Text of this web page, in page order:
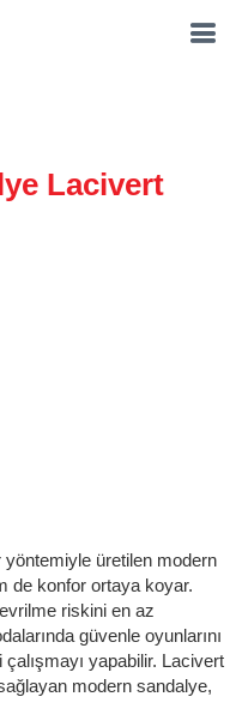
Lacivert
üretilen modern
de konfor ortaya koyar.
riskini en az
güvenle oyunlarını
yapabilir. Lacivert
modern sandalye,